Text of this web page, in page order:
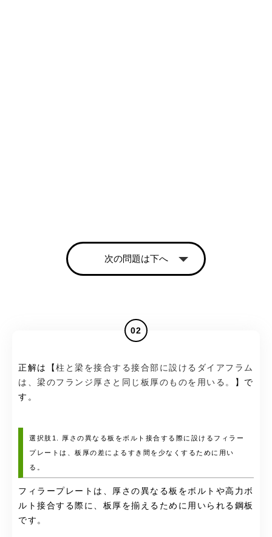
次の問題は下へ
02
正解は【 柱と梁を接合する接合部に設けるダイアフラム
は、梁のフランジ厚さと同じ板厚のものを用いる。
】で
す。
選択肢1. 厚さの異なる板をボルト接合する際に設けるフィラー
プレートは、板厚の差によるすき間を少なくするために用い
る。
フィラープレートは、厚さの異なる板をボルトや高力ボ
ルト接合する際に、板厚を揃えるために用いられる鋼板
です。